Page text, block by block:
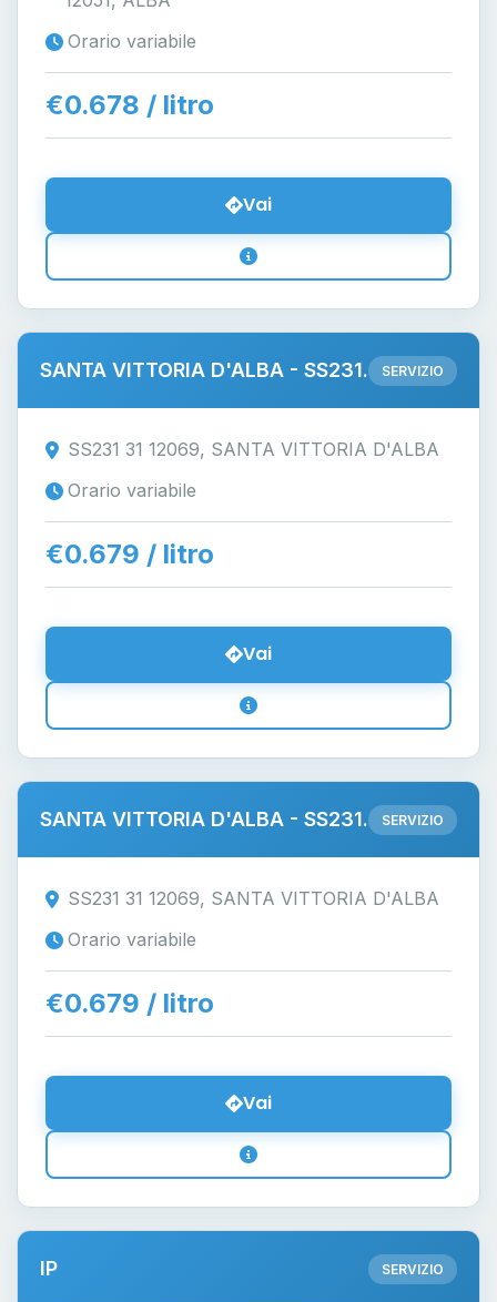
Orario variabile
€0.678 / litro
Vai
SANTA VITTORIA D'ALBA - SS231. SERVIZIO
SS231 31 12069, SANTA VITTORIA D'ALBA
Orario variabile
€0.679 / litro
Vai
SANTA VITTORIA D'ALBA - SS231. SERVIZIO
SS231 31 12069, SANTA VITTORIA D'ALBA
Orario variabile
€0.679 / litro
Vai
IP SERVIZIO